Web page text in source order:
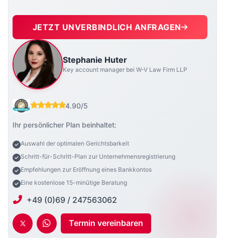
JETZT UNVERBINDLICH ANFRAGEN
Stephanie Huter
Key account manager bei W-V Law Firm LLP
4.90/5
Ihr persönlicher Plan beinhaltet:
Auswahl der optimalen Gerichtsbarkeit
Schritt-für-Schritt-Plan zur Unternehmensregistrierung
Empfehlungen zur Eröffnung eines Bankkontos
Eine kostenlose 15-minütige Beratung
+49 (0)69 / 247563062
Termin vereinbaren